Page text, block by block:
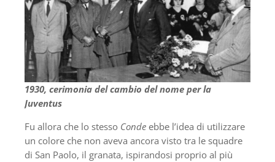
1930, cerimonia del cambio del nome per la
Juventus
Fu allora che lo stesso Conde ebbe l’idea di utilizzare
un colore che non aveva ancora visto tra le squadre
di San Paolo, il granata, ispirandosi proprio al più